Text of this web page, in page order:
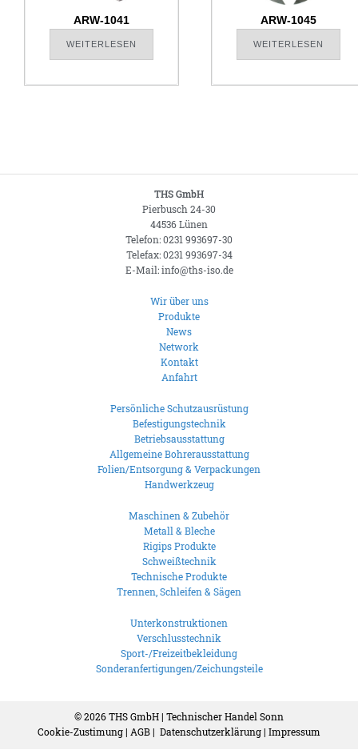
ARW-1041
WEITERLESEN
ARW-1045
WEITERLESEN
THS GmbH
Pierbusch 24-30
44536 Lünen
Telefon: 0231 993697-30
Telefax: 0231 993697-34
E-Mail: info@ths-iso.de
Wir über uns
Produkte
News
Network
Kontakt
Anfahrt
Persönliche Schutzausrüstung
Befestigungstechnik
Betriebsausstattung
Allgemeine Bohrerausstattung
Folien/Entsorgung & Verpackungen
Handwerkzeug
Maschinen & Zubehör
Metall & Bleche
Rigips Produkte
Schweißtechnik
Technische Produkte
Trennen, Schleifen & Sägen
Unterkonstruktionen
Verschlusstechnik
Sport-/Freizeitbekleidung
Sonderanfertigungen/Zeichungsteile
© 2026THS GmbH | Technischer Handel Sonn
Cookie-Zustimung| AGB| Datenschutzerklärung| Impressum